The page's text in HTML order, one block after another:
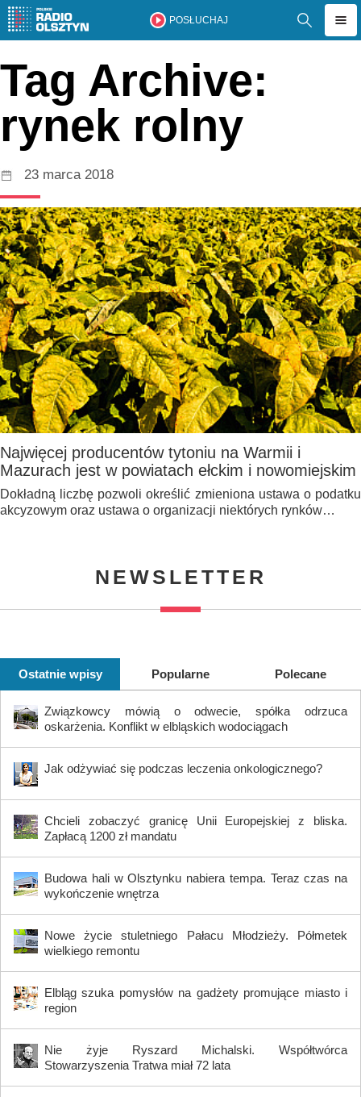
POSŁUCHAJ
Tag Archive:
rynek rolny
23 marca 2018
Najwięcej producentów tytoniu na Warmii i
Mazurach jest w powiatach ełckim i nowomiejskim
Dokładną liczbę pozwoli określić zmieniona ustawa o podatku
akcyzowym oraz ustawa o organizacji niektórych rynków…
NEWSLETTER
Ostatnie wpisy Popularne Polecane
Związkowcy mówią o odwecie, spółka odrzuca
oskarżenia. Konflikt w elbląskich wodociągach
Jak odżywiać się podczas leczenia onkologicznego?
Chcieli zobaczyć granicę Unii Europejskiej z bliska.
Zapłacą 1200 zł mandatu
Budowa hali w Olsztynku nabiera tempa. Teraz czas na
wykończenie wnętrza
Nowe życie stuletniego Pałacu Młodzieży. Półmetek
wielkiego remontu
Elbląg szuka pomysłów na gadżety promujące miasto i
region
Nie żyje Ryszard Michalski. Współtwórca
Stowarzyszenia Tratwa miał 72 lata